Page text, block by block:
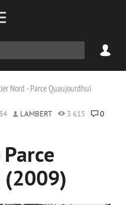
Nord - Parce Quaujourdhui
LAMBERT 3 615
0